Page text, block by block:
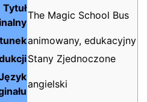
Tytuł
The Magic School Bus
animowany, edukacyjny
Stany Zjednoczone
angielski